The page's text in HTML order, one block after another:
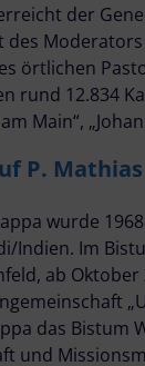
der
des
örtlichen
rund 12.834
Main“,
P.
wurde
Indien. Im
ab
das Bistum
und